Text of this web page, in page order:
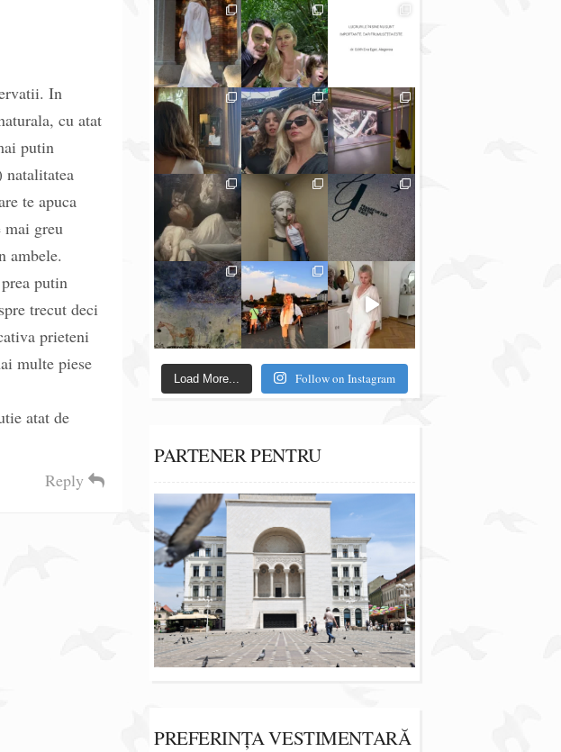
In
cu atat
putin
natalitatea
te apuca
greu
ambele.
putin
trecut deci
prieteni
multe piese
atat de
Reply
Load More... Follow on Instagram
PARTENER PENTRU
PREFERINȚA VESTIMENTARĂ